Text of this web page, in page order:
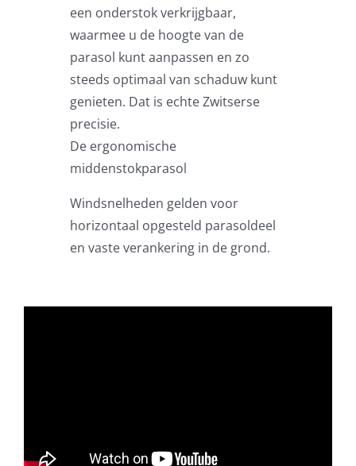
Umbrosa en Paraflex parasoldoeken
Onze merken
een onderstok verkrijgbaar,
waarmee u de hoogte van de
parasol kunt aanpassen en zo
steeds optimaal van schaduw kunt
genieten. Dat is echte Zwitserse
precisie.
De ergonomische
middenstokparasol
Windsnelheden gelden voor
horizontaal opgesteld parasoldeel
en vaste verankering in de grond.